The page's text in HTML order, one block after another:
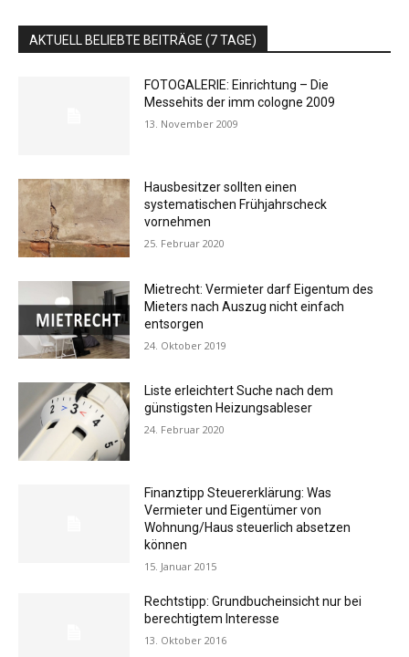
AKTUELL BELIEBTE BEITRÄGE (7 TAGE)
FOTOGALERIE: Einrichtung – Die
Messehits der imm cologne 2009
13. November 2009
Hausbesitzer sollten einen
systematischen Frühjahrscheck
vornehmen
25. Februar 2020
Mietrecht: Vermieter darf Eigentum des
Mieters nach Auszug nicht einfach
entsorgen
24. Oktober 2019
Liste erleichtert Suche nach dem
günstigsten Heizungsableser
24. Februar 2020
Finanztipp Steuererklärung: Was
Vermieter und Eigentümer von
Wohnung/Haus steuerlich absetzen
können
15. Januar 2015
Rechtstipp: Grundbucheinsicht nur bei
berechtigtem Interesse
13. Oktober 2016